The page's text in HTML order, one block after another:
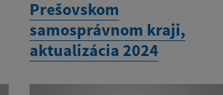
Prešovskom
samosprávnom kraji,
aktualizácia 2024